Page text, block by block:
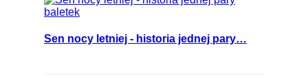
Sen nocy letniej - historia jednej pary…